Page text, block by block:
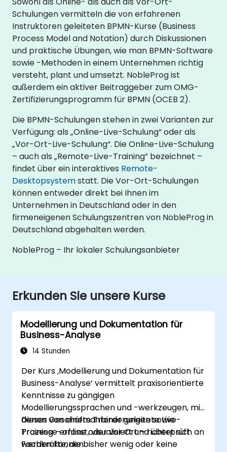
Schulungen vermitteln die von erfahrenen
Instruktoren geleiteten BPMN-Kurse (Business
Process Model and Notation) durch Diskussionen
und praktische Übungen, wie man BPMN-Software
sowie -Methoden in einem Unternehmen richtig
versteht, plant und umsetzt. NobleProg ist
außerdem ein aktiver Beitraggeber zum OMG-
Zertifizierungsprogramm für BPMN (OCEB 2).
Die BPMN-Schulungen stehen in zwei Varianten zur
Verfügung: als „Online-Live-Schulung“ oder als
„Vor-Ort-Live-Schulung“. Die Online-Live-Schulung
– auch als „Remote-Live-Training“ bezeichnet –
findet über ein interaktives Remote-
Desktopsystemstatt. Die Vor-Ort-Schulungen
können entweder direkt bei Ihnen im
Unternehmen in Deutschland oder in den
firmeneigenen Schulungszentren von NobleProg in
Deutschland abgehalten werden.
NobleProg – Ihr lokaler Schulungsanbieter
Erkunden Sie unsere Kurse
Modellierung und Dokumentation für
Business-Analyse
14 Stunden
Der Kurs ‚Modellierung und Dokumentation für
Business-Analyse‘ vermittelt praxisorientierte
Kenntnisse zu gängigen
Modellierungssprachen und -werkzeugen, mit
denen Geschäftsanforderungen sowie
Prozesse erfasst, visualisiert und überprüft
werden können.
Dieses von einem Trainer geleitete Live-
Training – online oder vor Ort – richtet sich an
Fachkräfte, die bisher wenig oder keine